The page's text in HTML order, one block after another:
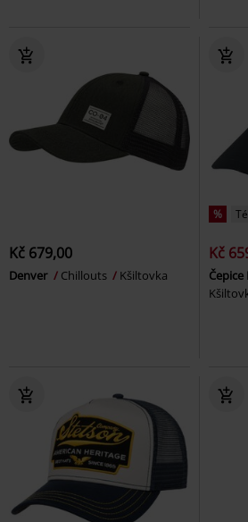
Kč 679,00
Denver Chillouts Kšiltovka
%
Kč
Čepice